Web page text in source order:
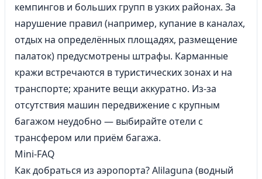
кемпингов и больших групп в узких районах. За
нарушение правил (например, купание в каналах,
отдых на определённых площадях, размещение
палаток) предусмотрены штрафы. Карманные
кражи встречаются в туристических зонах и на
транспорте; храните вещи аккуратно. Из-за
отсутствия машин передвижение с крупным
багажом неудобно — выбирайте отели с
трансфером или приём багажа.
Mini-FAQ
Как добраться из аэропорта? Alilaguna (водный